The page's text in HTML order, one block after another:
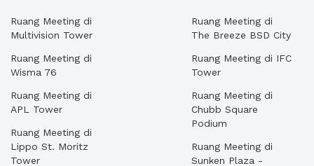
Ruang Meeting di
Multivision Tower
Ruang Meeting di
Wisma 76
Ruang Meeting di
APL Tower
Ruang Meeting di
Lippo St. Moritz
Tower
Ruang Meeting di
The Breeze BSD City
Ruang Meeting di IFC
Tower
Ruang Meeting di
Chubb Square
Podium
Ruang Meeting di
Sunken Plaza -